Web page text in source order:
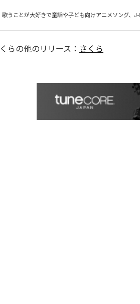
歌うことが大好きで童謡や子ども向けアニメソング、J-
らの他のリリース： さくら